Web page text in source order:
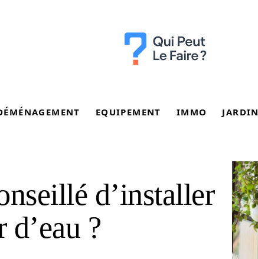
EQUIPEMENT IMMO JARDIN
d’installer
?